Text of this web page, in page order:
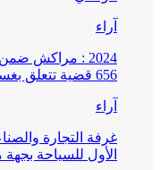
آراء
2024 : مراكش
656 قضية تتعلق بغسيل الأموال
آراء
غرفة التجارة
الأول للسياحة